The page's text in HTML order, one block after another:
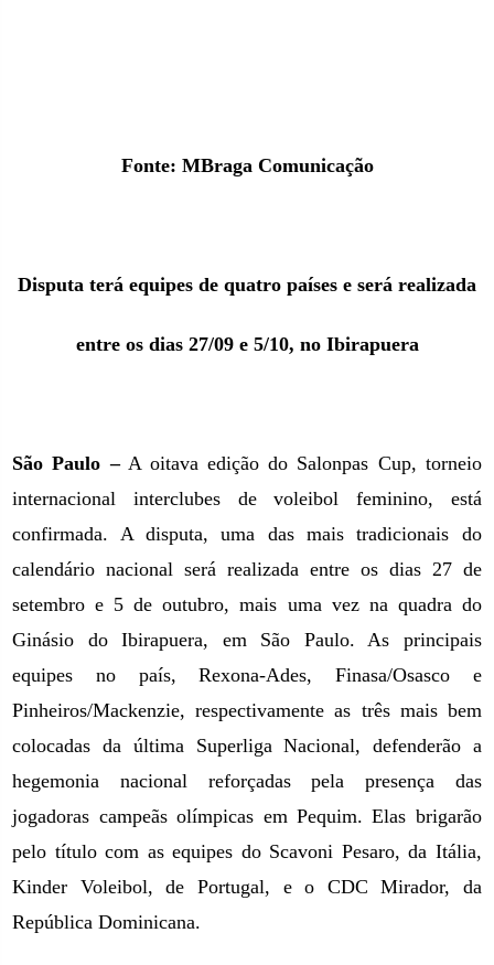
Fonte: MBraga Comunicação
Disputa terá equipes de quatro países e será realizada
entre os dias 27/09 e 5/10, no Ibirapuera
São Paulo –A oitava edição do Salonpas Cup, torneio
internacional interclubes de voleibol feminino, está
confirmada. A disputa, uma das mais tradicionais do
calendário nacional será realizada entre os dias 27 de
setembro e 5 de outubro, mais uma vez na quadra do
Ginásio do Ibirapuera, em São Paulo. As principais
equipes no país, Rexona-Ades, Finasa/Osasco e
Pinheiros/Mackenzie, respectivamente as três mais bem
colocadas da última Superliga Nacional, defenderão a
hegemonia nacional reforçadas pela presença das
jogadoras campeãs olímpicas em Pequim. Elas brigarão
pelo título com as equipes do Scavoni Pesaro, da Itália,
Kinder Voleibol, de Portugal, e o CDC Mirador, da
República Dominicana.